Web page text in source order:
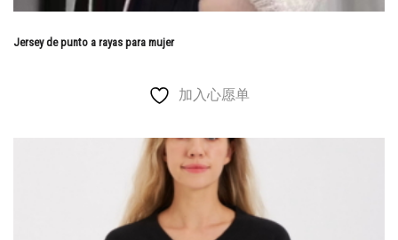
Jersey de punto a rayas para mujer
加入心愿单